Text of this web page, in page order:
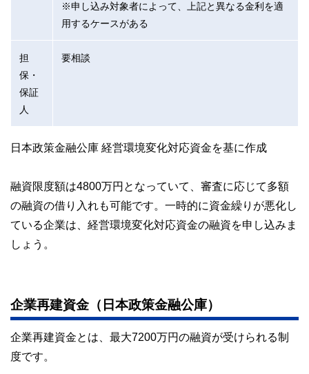
※申し込み対象者によって、上記と異なる金利を適
用するケースがある
担
保・
保証
人
要相談
日本政策金融公庫 経営環境変化対応資金を基に作成
融資限度額は4800万円となっていて、審査に応じて多額
の融資の借り入れも可能です。一時的に資金繰りが悪化し
ている企業は、経営環境変化対応資金の融資を申し込みま
しょう。
企業再建資金（日本政策金融公庫）
企業再建資金とは、最大7200万円の融資が受けられる制
度です。